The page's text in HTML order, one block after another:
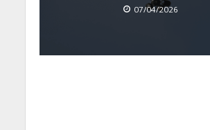
07/04/2026